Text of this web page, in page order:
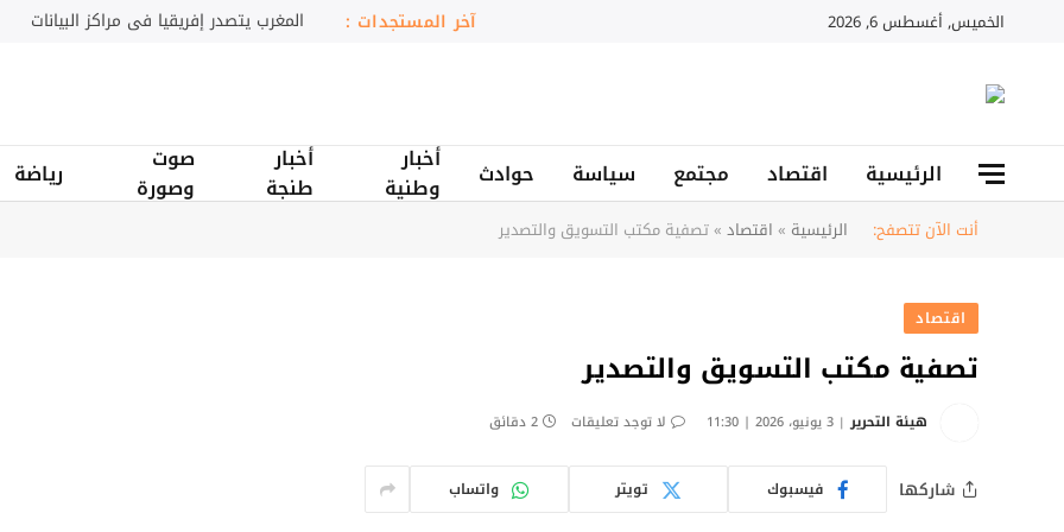
الخميس, أغسطس 6, 2026 آخر المستجدات : إسبانيا تحذر من الهجرة غير النظامية عبر سبتة
الرئيسية اقتصاد مجتمع سياسة حوادث
أخبار
وطنية
أخبار
طنجة
صوت
وصورة
رياضة
أنت الآن تتصفح: الرئيسية » اقتصاد »تصفية مكتب التسويق والتصدير
اقتصاد
تصفية مكتب التسويق والتصدير
هيئة التحرير 3 يونيو، 2026 | 11:30 لا توجد تعليقات 2 دقائق
شاركها فيسبوك تويتر واتساب